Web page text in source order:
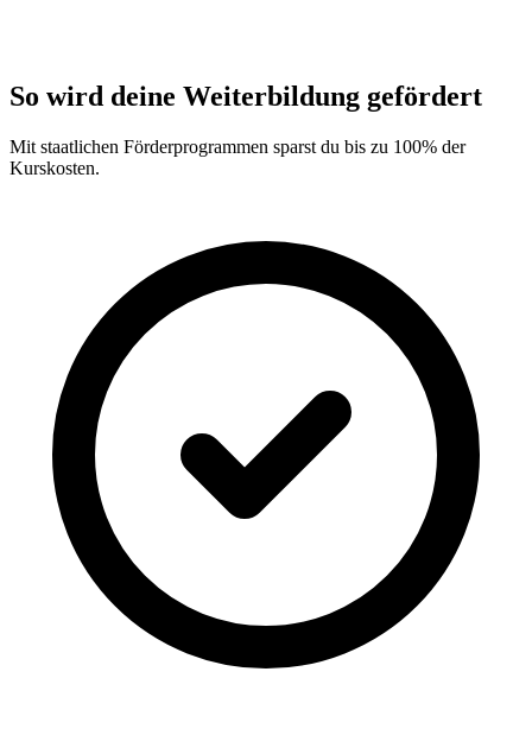
So wird deine Weiterbildung gefördert
Mit staatlichen Förderprogrammen sparst du bis zu 100% der
Kurskosten.